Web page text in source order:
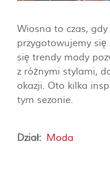
Wiosna to czas,
przygotowujemy się
się trendy mody
z różnymi stylami,
okazji. Oto kilka
tym sezonie.
Dział: Moda